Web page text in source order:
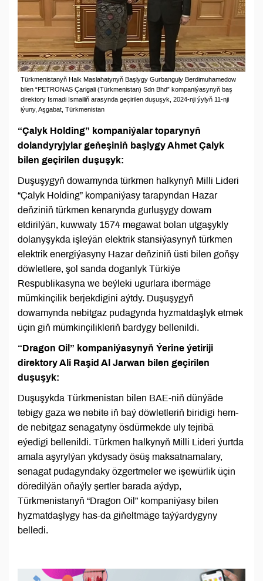
Türkmenistanyň Halk Maslahatynyň Başlygy Gurbanguly Berdimuhamedow
bilen “PETRONAS Çarigali (Türkmenistan) Sdn Bhd” kompaniýasynyň baş
direktory Ismadi Ismailiň arasynda geçirilen duşuşyk, 2024-nji ýylyň 11-nji
iýuny, Aşgabat, Türkmenistan
“Çalyk Holding” kompaniýalar toparynyň
dolandyryjylar geňeşiniň başlygy Ahmet Çalyk
bilen geçirilen duşuşyk:
Duşuşygyň dowamynda türkmen halkynyň Milli Lideri
“Çalyk Holding” kompaniýasy tarapyndan Hazar
deňziniň türkmen kenarynda gurluşygy dowam
etdirilýän, kuwwaty 1574 megawat bolan utgaşykly
dolanyşykda işleýän elektrik stansiýasynyň türkmen
elektrik energiýasyny Hazar deňziniň üsti bilen goňşy
döwletlere, şol sanda doganlyk Türkiýe
Respublikasyna we beýleki ugurlara ibermäge
mümkinçilik berjekdigini aýtdy. Duşuşygyň
dowamynda nebitgaz pudagynda hyzmatdaşlyk etmek
üçin giň mümkinçilikleriň bardygy bellenildi.
“Dragon Oil” kompaniýasynyň Ýerine ýetiriji
direktory Ali Raşid Al Jarwan bilen geçirilen
duşuşyk:
Duşuşykda Türkmenistan bilen BAE-niň dünýäde
tebigy gaza we nebite iň baý döwletleriň biridigi hem-
de nebitgaz senagatyny ösdürmekde uly tejribä
eýedigi bellenildi. Türkmen halkynyň Milli Lideri ýurtda
amala aşyrylýan ykdysady ösüş maksatnamalary,
senagat pudagyndaky özgertmeler we işewürlik üçin
döredilýän oňaýly şertler barada aýdyp,
Türkmenistanyň “Dragon Oil” kompaniýasy bilen
hyzmatdaşlygy has-da giňeltmäge taýýardygyny
belledi.